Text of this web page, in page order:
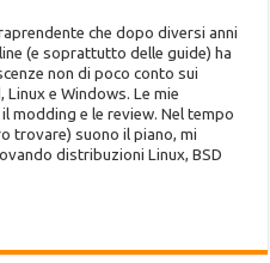
che dopo diversi anni
(e soprattutto delle guide) ha
non di poco conto sui
e Windows. Le mie
modding e le review. Nel tempo
trovare) suono il piano, mi
distribuzioni Linux, BSD